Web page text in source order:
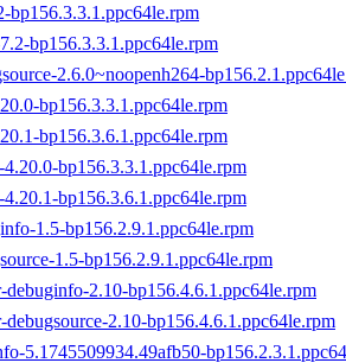
bp156.3.3.1.ppc64le.rpm
bp156.3.3.1.ppc64le.rpm
2.6.0~noopenh264-
bp156.3.3.1.ppc64le.rpm
bp156.3.6.1.ppc64le.rpm
4.20.0-bp156.3.3.1.ppc64le.rpm
4.20.1-bp156.3.6.1.ppc64le.rpm
1.5-bp156.2.9.1.ppc64le.rpm
1.5-bp156.2.9.1.ppc64le.rpm
2.10-bp156.4.6.1.ppc64le.rpm
2.10-bp156.4.6.1.ppc64le.rpm
5.1745509934.49afb50-